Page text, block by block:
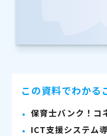
この資料でわかる
保育士バンク！コ
ICT支援システム